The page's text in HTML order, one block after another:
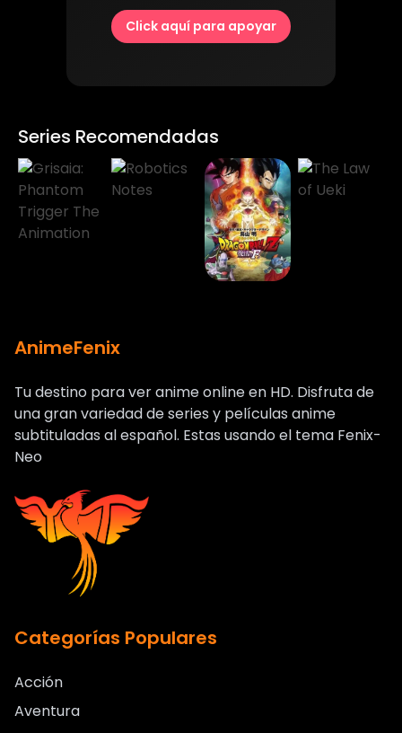
Click aquí para apoyar
Series Recomendadas
AnimeFenix
Tu destino para ver anime online en HD. Disfruta de
una gran variedad de series y películas anime
subtituladas al español. Estas usando el tema Fenix-
Neo
Categorías Populares
Acción
Aventura